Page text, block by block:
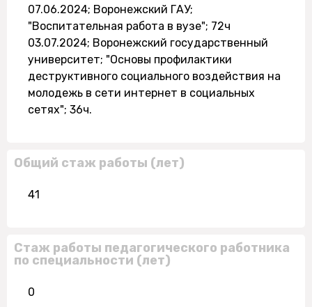
07.06.2024; Воронежский ГАУ;
"Воспитательная работа в вузе"; 72ч
03.07.2024; Воронежский государственный
университет; "Основы профилактики
деструктивного социального воздействия на
молодежь в сети интернет в социальных
сетях"; 36ч.
Общий стаж работы (лет)
41
Стаж работы педагогического работника
по специальности (лет)
0